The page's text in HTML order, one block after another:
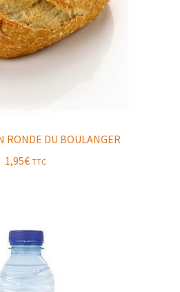
RONDE DU BOULANGER
1,95€ TTC